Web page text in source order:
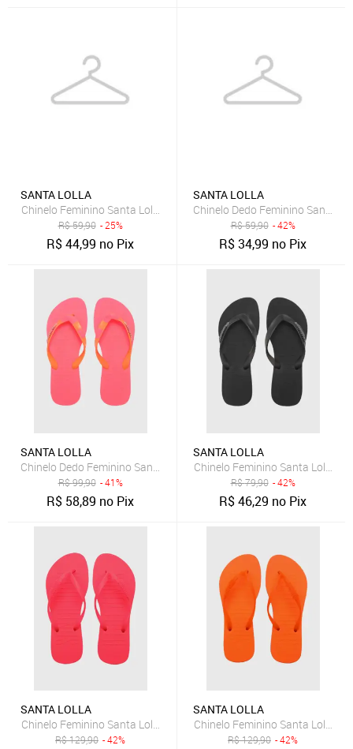
SANTA LOLLA
Chinelo Feminino Santa Lolla Tiras Bege
R$59,90 - 25%
R$44,99 no Pix
SANTA LOLLA
Chinelo Dedo Feminino Santa
R$59,90 - 42%
R$34,99 no Pix
SANTA LOLLA
Chinelo Dedo Feminino Santa Lolla Logo Rosa
R$99,90 - 41%
R$ 58,89 no Pix
SANTA LOLLA
Chinelo Feminino Santa Lolla
R$79,90 - 42%
R$46,29 no Pix
SANTA LOLLA
Chinelo Feminino Santa Lolla Tiras Finas Pink
R$129,90 - 42%
SANTA LOLLA
Chinelo Feminino Santa Lolla
R$129,90 - 42%